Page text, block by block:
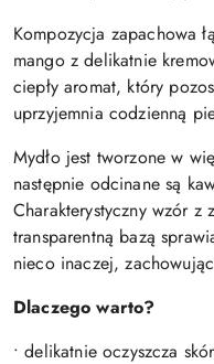
Kompozycja zapachowa
mango z delikatnie
ciepły aromat, który
uprzyjemnia codzienną
Mydło jest tworzone w
następnie odcinane są
Charakterystyczny wzór z
transparentną bazą
nieco inaczej,
Dlaczego warto?
• delikatnie oczyszcza